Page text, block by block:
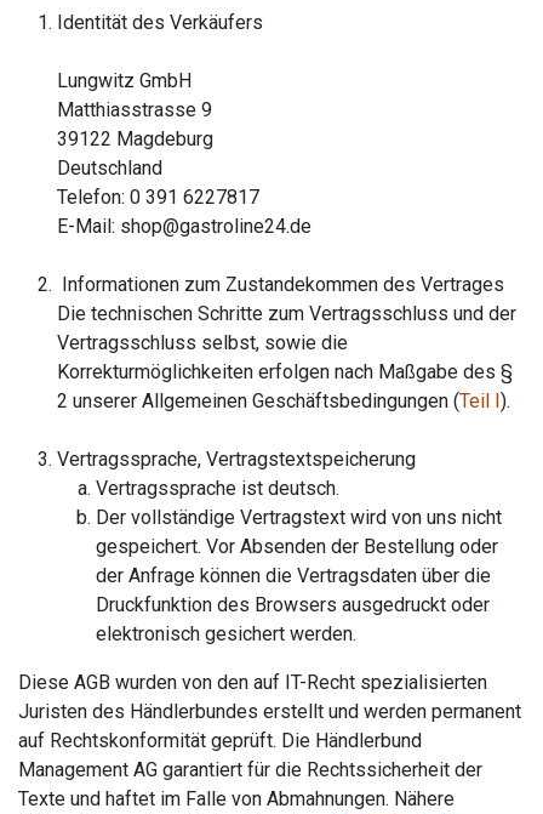
Identität des Verkäufers
Lungwitz GmbH
Matthiasstrasse 9
​39122 Magdeburg
Deutschland
Telefon: 0 391 6227817
E-Mail: shop@gastroline24.de
Informationen zum Zustandekommen des Vertrages
Die technischen Schritte zum Vertragsschluss und der
Vertragsschluss selbst, sowie die
Korrekturmöglichkeiten erfolgen nach Maßgabe des §
2 unserer Allgemeinen Geschäftsbedingungen (Teil I).
Vertragssprache, Vertragstextspeicherung
Vertragssprache ist deutsch.
Der vollständige Vertragstext wird von uns nicht
gespeichert. Vor Absenden der Bestellung oder
der Anfrage können die Vertragsdaten über die
Druckfunktion des Browsers ausgedruckt oder
elektronisch gesichert werden.
Diese AGB wurden von den auf IT-Recht spezialisierten
Juristen des Händlerbundes erstellt und werden permanent
auf Rechtskonformität geprüft. Die Händlerbund
Management AG garantiert für die Rechtssicherheit der
Texte und haftet im Falle von Abmahnungen. Nähere